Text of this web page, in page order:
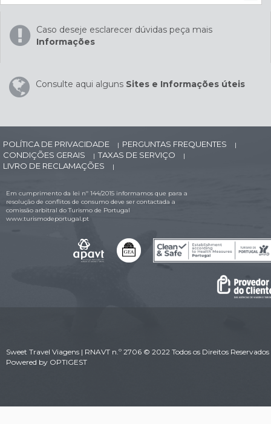
Caso deseje esclarecer dúvidas peça mais
Informações
Consulte aqui alguns Sites e Informações úteis
POLÍTICA DE PRIVACIDADE | PERGUNTAS FREQUENTES |
CONDIÇÕES GERAIS | TAXAS DE SERVIÇO |
LIVRO DE RECLAMAÇÕES |
Em cumprimento da lei nº 144/2015 informamos que para a
resolução de conflitos de consumo deve ser contactada a
comissão arbitral do Turismo de Portugal
www.turismodeportugal.pt
Sweet Travel Viagens | RNAVT n.º 2706 © 2022 Todos os Direitos Reservados
Powered by OPTIGEST